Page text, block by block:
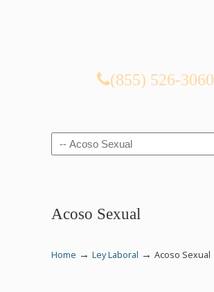
(855) 526-3060
Navigation
Acoso Sexual
Home → Ley Laboral → Acoso Sexual